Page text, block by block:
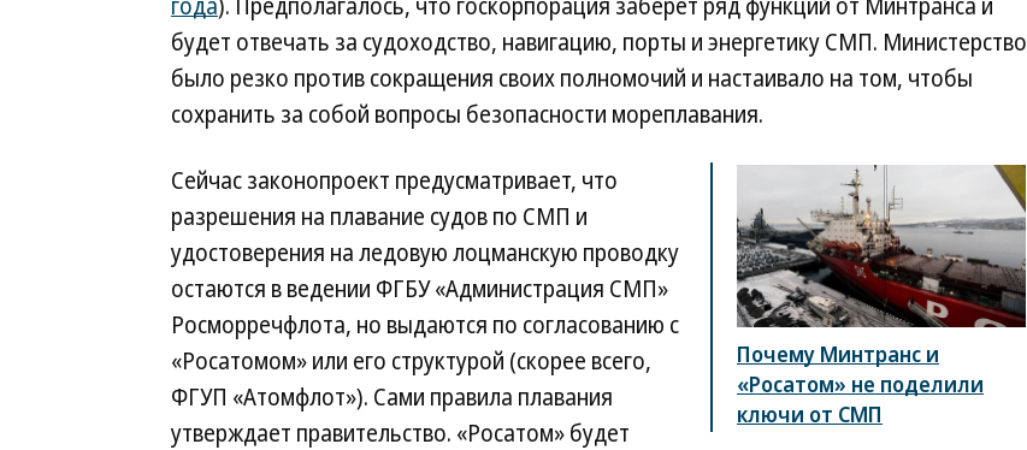
будет отвечать за судоходство, навигацию, порты и энергетику СМП. Министерство
было резко против сокращения своих полномочий и настаивало на том, чтобы
сохранить за собой вопросы безопасности мореплавания.
Почему Минтранс и
«Росатом» не поделили
ключи от СМП
Сейчас законопроект предусматривает, что
разрешения на плавание судов по СМП и
удостоверения на ледовую лоцманскую проводку
остаются в ведении ФГБУ «Администрация СМП»
Росморречфлота, но выдаются по согласованию с
«Росатомом» или его структурой (скорее всего,
ФГУП «Атомфлот»). Сами правила плавания
утверждает правительство. «Росатом» будет